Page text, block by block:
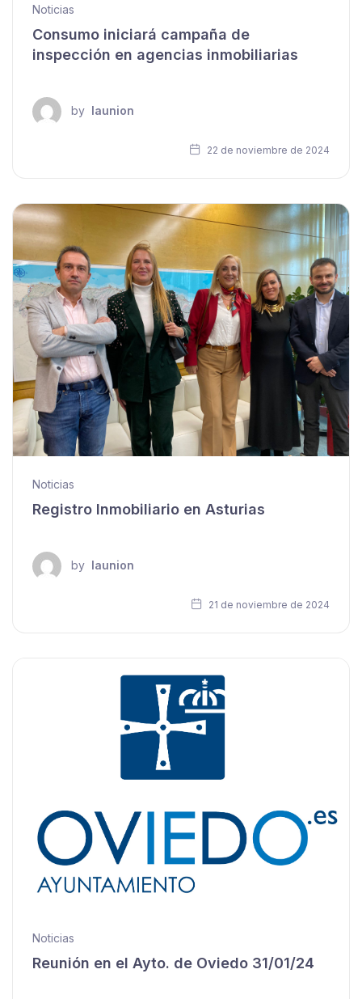
Noticias
Consumo iniciará campaña de
inspección en agencias inmobiliarias
by launion
22 de noviembre de 2024
Noticias
Registro Inmobiliario en Asturias
by launion
21 de noviembre de 2024
Noticias
Reunión en el Ayto. de Oviedo 31/01/24